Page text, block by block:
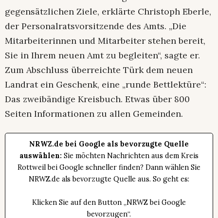
gegensätzlichen Ziele, erklärte Christoph Eberle,
der Personalratsvorsitzende des Amts. „Die
Mitarbeiterinnen und Mitarbeiter stehen bereit,
Sie in Ihrem neuen Amt zu begleiten“, sagte er.
Zum Abschluss überreichte Türk dem neuen
Landrat ein Geschenk, eine „runde Bettlektüre“:
Das zweibändige Kreisbuch. Etwas über 800
Seiten Informationen zu allen Gemeinden.
NRWZ.de bei Google als bevorzugte Quelle
auswählen: Sie möchten Nachrichten aus dem Kreis
Rottweil bei Google schneller finden? Dann wählen Sie
NRWZ.de als bevorzugte Quelle aus. So geht es:
Klicken Sie auf den Button „NRWZ bei Google
bevorzugen“.